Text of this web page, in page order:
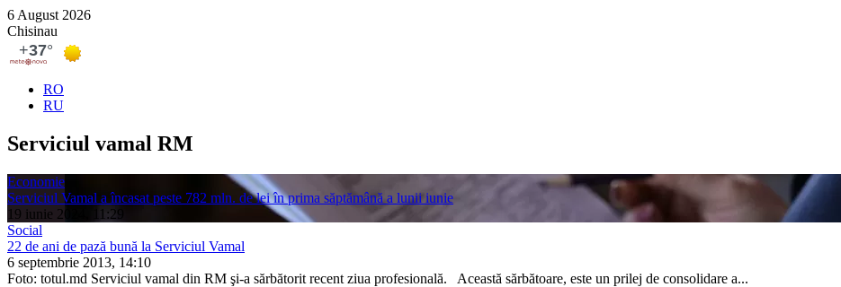
6 August 2026
Chisinau
RO
RU
Serviciul vamal RM
Economie
Serviciul Vamal a încasat peste 782 mln. de lei în prima săptămână a lunii iunie
19 iunie 2024, 11:29
Social
22 de ani de pază bună la Serviciul Vamal
6 septembrie 2013, 14:10
Foto: totul.md Serviciul vamal din RM şi-a sărbătorit recent ziua profesională. Această sărbătoare, este un prilej de consolidare a...